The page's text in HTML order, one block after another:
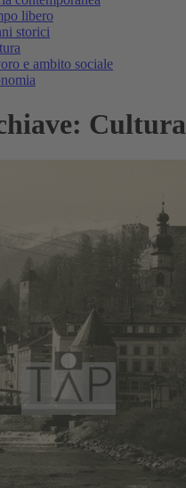
libero
storici
e ambito sociale
Cultura